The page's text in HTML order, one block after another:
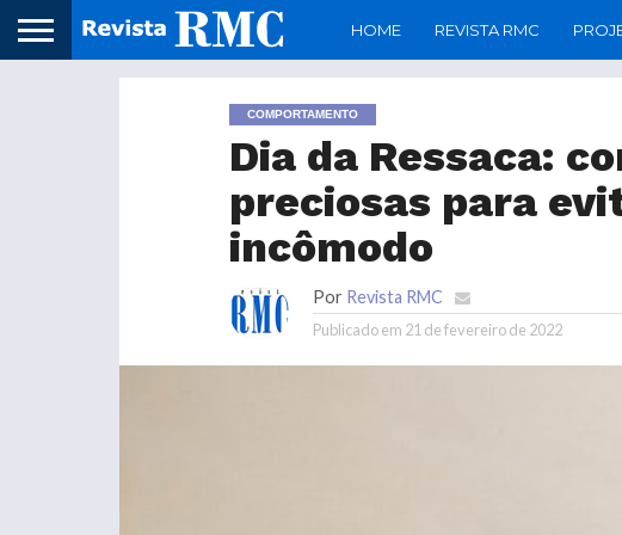
HOME REVISTA RMC
COMPORTAMENTO
Dia da Ressaca:
preciosas para
incômodo
Por Revista RMC
Publicado em 21 de fevereiro de 2022